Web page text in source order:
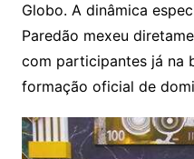
Globo. A dinâmica
Paredão mexeu
com participantes já na
formação oficial de